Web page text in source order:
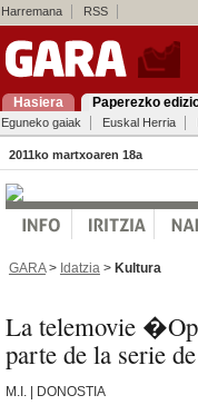
Harremana RSS
Hasiera Paperezko
Eguneko gaiak Euskal Herria
2011ko martxoaren 18a
GARA> Idatzia > Kultura
La telemovie
parte de la serie
M.I. | DONOSTIA